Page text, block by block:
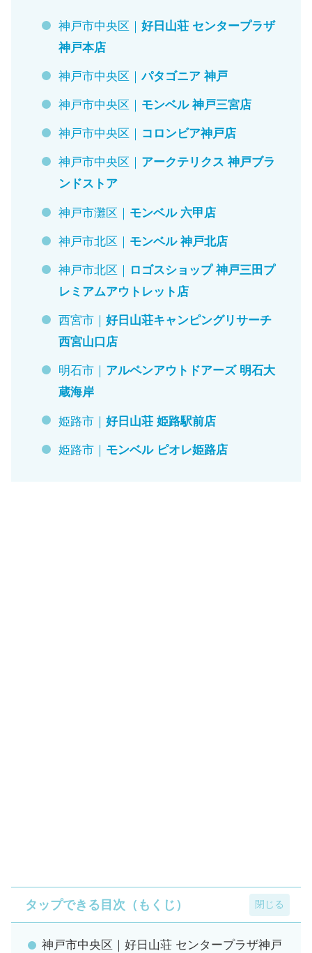
神戸市中央区｜ 好日山荘 センタープラザ
神戸本店
神戸市中央区｜パタゴニア 神戸
神戸市中央区｜ モンベル 神戸三宮店
神戸市中央区｜ コロンビア神戸店
神戸市中央区｜ アークテリクス 神戸ブラ
ンドストア
神戸市灘区｜ モンベル 六甲店
神戸市北区｜ モンベル 神戸北店
神戸市北区｜ ロゴスショップ 神戸三田プ
レミアムアウトレット店
西宮市｜ 好日山荘キャンピングリサーチ
西宮山口店
明石市｜ アルペンアウトドアーズ 明石大
蔵海岸
姫路市｜ 好日山荘 姫路駅前店
姫路市｜ モンベル ピオレ姫路店
タップできる目次（もくじ）
神戸市中央区｜好日山荘 センタープラザ神戸